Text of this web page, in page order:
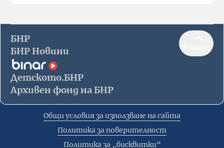
БНР
БНР Новини
Детското.БНР
Архивен фонд на БНР
Общи условия за използване на сайта
Политика за поверителност
Политика за „бисквитки“